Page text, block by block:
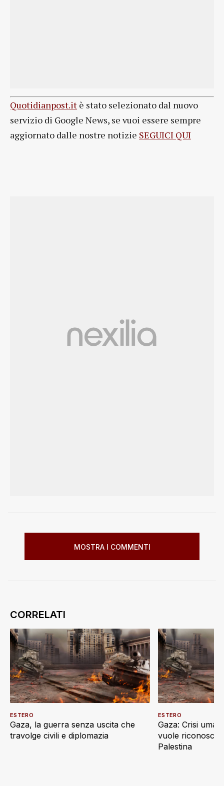
Quotidianpost.it è stato selezionato dal nuovo
servizio di Google News, se vuoi essere sempre
aggiornato dalle nostre notizie SEGUICI QUI
MOSTRA I COMMENTI
Gaza, la guerra senza uscita che
travolge civili e diplomazia
ESTERO
Gaza: Crisi
vuole
Palestina
ESTERO